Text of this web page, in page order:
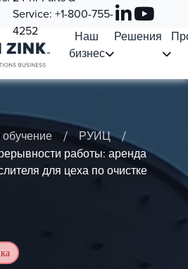
Service: +1-800-755-
4252
Наш
бизнес
Решения
/ РУИЦ /
работы: аренда
для цеха по очистке